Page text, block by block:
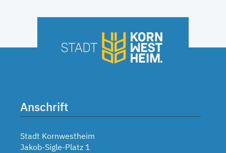
Anschrift
Stadt Kornwestheim
Jakob-Sigle-Platz 1